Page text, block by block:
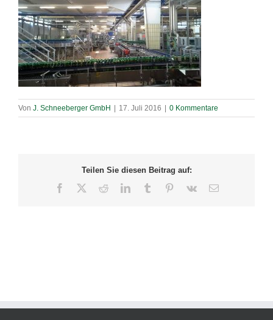
Von J. Schneeberger GmbH 17. Juli 2016 0 Kommentare
Teilen Sie diesen Beitrag auf:
Facebook RedditLinkedInTumblr Pinterest
Vk
E-